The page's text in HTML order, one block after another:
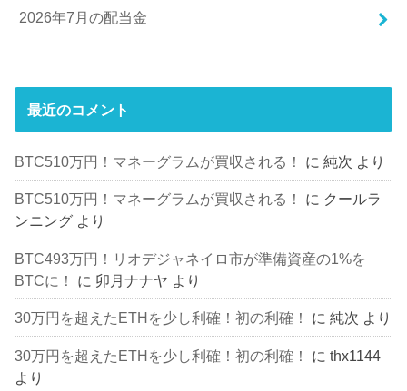
2026年7月の配当金
最近のコメント
BTC510万円！マネーグラムが買収される！ に純次 より
BTC510万円！マネーグラムが買収される！ に クールラ
ンニング より
BTC493万円！リオデジャネイロ市が準備資産の1%を
BTCに！
に 卯月ナナヤ より
30万円を超えたETHを少し利確！初の利確！ に純次 より
30万円を超えたETHを少し利確！初の利確！ にthx1144
より